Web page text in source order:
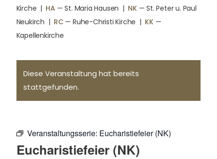
Kirche | HA — St. Maria Hausen | NK— St. Peter u. Paul
Neukirch | RC— Ruhe-Christi Kirche | KK—
Kapellenkirche
Diese Veranstaltung hat bereits
stattgefunden.
Veranstaltungsserie: Eucharistiefeier (NK)
Eucharistiefeier (NK)